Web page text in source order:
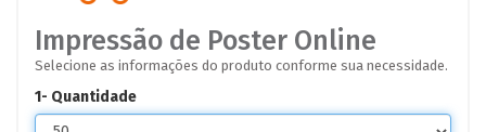
Impressão de Poster Online
Selecione as informações do produto conforme sua necessidade.
1- Quantidade